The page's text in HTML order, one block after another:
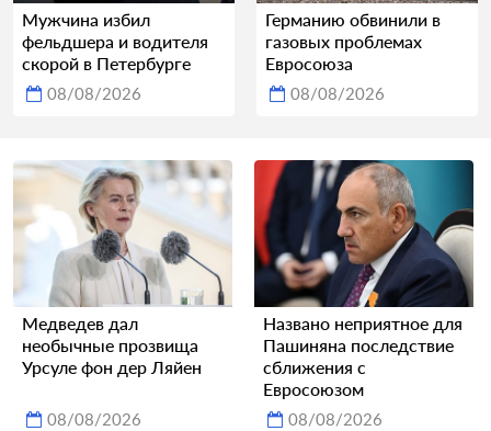
Мужчина избил
фельдшера и водителя
скорой в Петербурге
08/08/2026
Германию обвинили в
газовых проблемах
Евросоюза
08/08/2026
Медведев дал
необычные прозвища
Урсуле фон дер Ляйен
08/08/2026
Названо неприятное для
Пашиняна последствие
сближения с
Евросоюзом
08/08/2026